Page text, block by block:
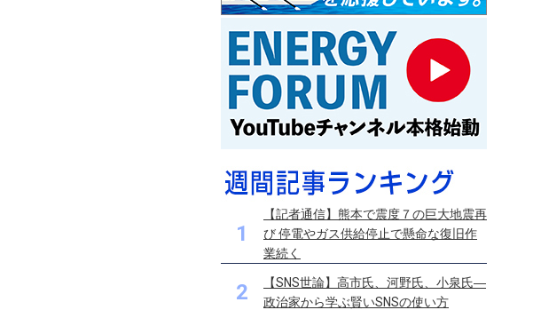
1
【記者通信】熊本で震度７の巨大地震再
び 停電やガス供給停止で懸命な復旧作
業続く
2
【SNS世論】高市氏、河野氏、小泉氏―
政治家から学ぶ賢いSNSの使い方